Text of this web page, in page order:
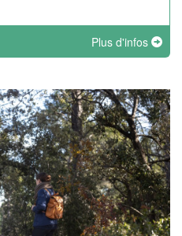
Plus d'infos